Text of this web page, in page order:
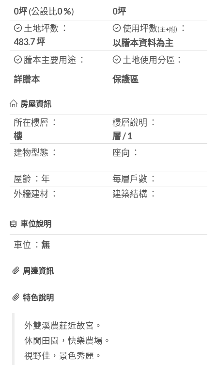
0坪(公設比0%)
0坪
土地坪數 ：
483.7坪
使用坪數(主+附)
：
以謄本資料為主
謄本主要用途 ：
詳謄本
土地使用分區：
保護區
房屋資訊
所在樓層 ：
樓
樓層說明 ：
層/1
建物型態 ：
座向 ：
屋齡 ： 年
每層戶數 ：
外牆建材 ：
建築結構 ：
車位說明
車位 ： 無
周邊資訊
特色說明
外雙溪農莊近故宮。
休閒田園，快樂農場。
視野佳，景色秀麗。